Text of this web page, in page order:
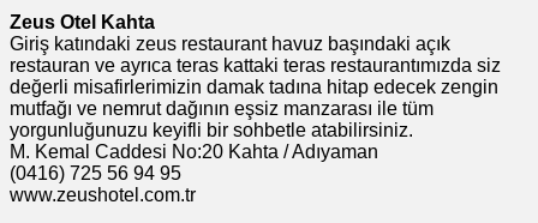
Zeus Otel Kahta
Giriş katındaki zeus restaurant havuz başındaki açık
restauran ve ayrıca teras kattaki teras restaurantımızda siz
değerli misafirlerimizin damak tadına hitap edecek zengin
mutfağı ve nemrut dağının eşsiz manzarası ile tüm
yorgunluğunuzu keyifli bir sohbetle atabilirsiniz.
M. Kemal Caddesi No:20 Kahta / Adıyaman
(0416) 725 56 94 95
www.zeushotel.com.tr